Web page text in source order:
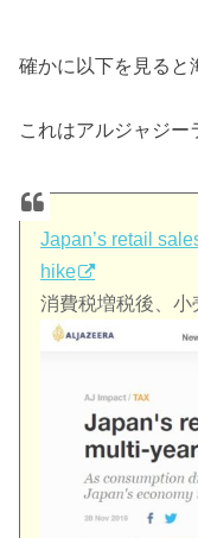
確かに以下を見ると
これはアルジャジー
Japan’s retail
hike
消費税増税後、小